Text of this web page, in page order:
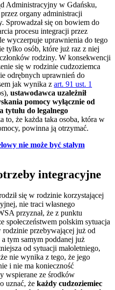
Administracyjny w Gdańsku,
organy administracji
Sprowadzał się on bowiem do
procesu integracji przez
wyczerpuje uprawnienia do tego
tylko osób, które już raz z niej
rodziny. W konsekwencji
się w rodzinie cudzoziemca
odrębnych uprawnień do
jak wynika z art. 91 ust. 1
ustawodawca uzależnił
pomocy wyłącznie od
tytułu do legalnego
to, że każda taka osoba, która w
powinna ją otrzymać.
nie może być stałym
integracyjne
się w rodzinie korzystającej
nie traci własnego
przyznał, że z punktu
społeczeństwem polskim sytuacja
rodzinie przebywającej już od
tym samym poddanej już
od sytuacji małoletniego,
nie wynika z tego, że jego
i nie ma konieczność
wspierane ze środków
uznać, że każdy cudzoziemiec